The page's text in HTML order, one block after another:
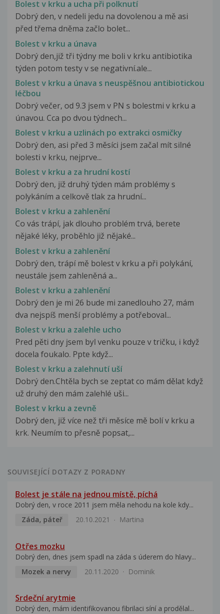
Bolest v krku a ucha při polknutí
Dobrý den, v nedeli jedu na dovolenou a mě asi
před třema dněma začlo bolet...
Bolest v krku a únava
Dobrý den,již tři týdny me boli v krku antibiotika
týden potom testy v se negativní.ale...
Bolest v krku a únava s neuspěšnou antibiotickou
léčbou
Dobrý večer, od 9.3 jsem v PN s bolestmi v krku a
únavou. Cca po dvou týdnech...
Bolest v krku a uzlinách po extrakci osmičky
Dobrý den, asi před 3 měsíci jsem začal mít silné
bolesti v krku, nejprve...
Bolest v krku a za hrudní kostí
Dobrý den, již druhý týden mám problémy s
polykáním a celkově tlak za hrudní...
Bolest v krku a zahlenění
Co vás trápí, jak dlouho problém trvá, berete
nějaké léky, proběhlo již nějaké...
Bolest v krku a zahlenění
Dobrý den, trápí mě bolest v krku a při polykání,
neustále jsem zahleněná a...
Bolest v krku a zahlenění
Dobrý den je mi 26 bude mi zanedlouho 27, mám
dva nejspíš menší problémy a potřeboval...
Bolest v krku a zalehle ucho
Pred pěti dny jsem byl venku pouze v tričku, i když
docela foukalo. Ppte když...
Bolest v krku a zalehnutí uší
Dobrý den.Chtěla bych se zeptat co mám dělat když
už druhý den mám zalehlé uši...
Bolest v krku a zevně
Dobrý den, již více než tři měsíce mě bolí v krku a
krk. Neumím to přesně popsat,...
SOUVISEJÍCÍ DOTAZY Z PORADNY
Bolest je stále na jednou místě, píchá
Dobrý den, v roce 2011 jsem měla nehodu na kole kdy...
Záda, páteř
20.10.2021 Martina
Otřes mozku
Dobrý den, dnes jsem spadl na záda s úderem do hlavy...
Mozek a nervy
20.11.2020 Dominik
Srdeční arytmie
Dobrý den, mám identifikovanou fibrilaci síní a prodělal...